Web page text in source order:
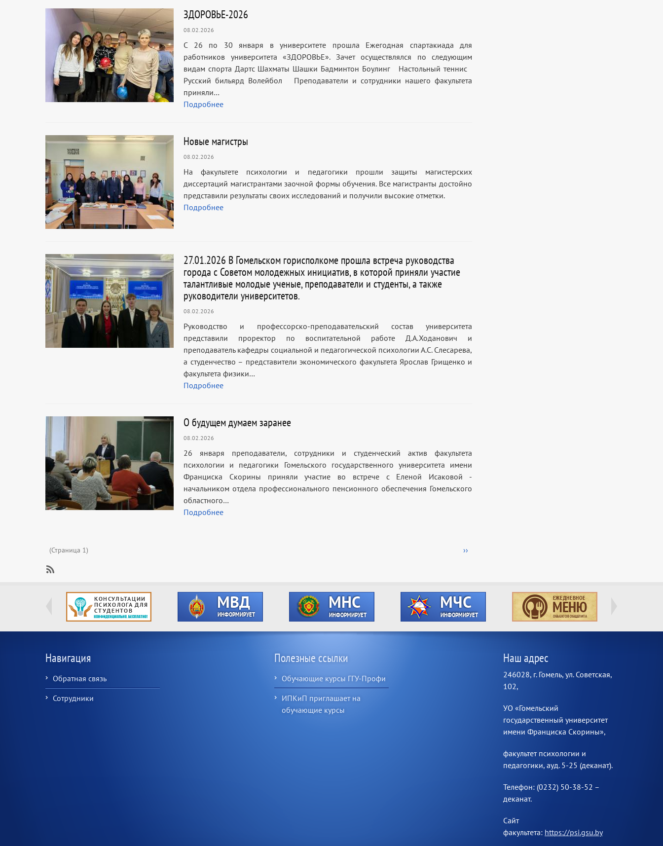
ЗДОРОВЬЕ-2026
08.02.2026
С 26 по 30 января в университете прошла Ежегодная спартакиада для
работников университета «ЗДОРОВЬЕ». Зачет осуществлялся по следующим
видам спорта Дартс Шахматы Шашки Бадминтон Боулинг Настольный теннис
Русский бильярд Волейбол Преподаватели и сотрудники нашего факультета
приняли…
Подробнее
Новые магистры
08.02.2026
На факультете психологии и педагогики прошли защиты магистерских
диссертаций магистрантами заочной формы обучения. Все магистранты достойно
представили результаты своих исследований и получили высокие отметки.
Подробнее
27.01.2026 В Гомельском горисполкоме прошла встреча руководства
города с Советом молодежных инициатив, в которой приняли участие
талантливые молодые ученые, преподаватели и студенты, а также
руководители университетов.
08.02.2026
Руководство и профессорско-преподавательский состав университета
представили проректор по воспитательной работе Д.А.Ходанович и
преподаватель кафедры социальной и педагогической психологии А.С. Слесарева,
а студенчество – представители экономического факультета Ярослав Грищенко и
факультета физики…
Подробнее
О будущем думаем заранее
08.02.2026
26 января преподаватели, сотрудники и студенческий актив факультета
психологии и педагогики Гомельского государственного университета имени
Франциска Скорины приняли участие во встрече с Еленой Исаковой -
начальником отдела профессионального пенсионного обеспечения Гомельского
областного…
Подробнее
Нумерация
(Страница 1)
Следующая
››
Профориентация
Навигация
Обратная связь
Сотрудники
Полезные ссылки
Обучающие курсы ГГУ-Профи
ИПКиП приглашает на
обучающие курсы
Наш адрес
246028, г. Гомель, ул. Советская,
102,
УО «Гомельский
государственный университет
имени Франциска Скорины»,
факультет психологии и
педагогики, ауд. 5-25 (деканат).
Телефон: (0232) 50-38-52 –
деканат.
Сайт
факультета: https://psi.gsu.by